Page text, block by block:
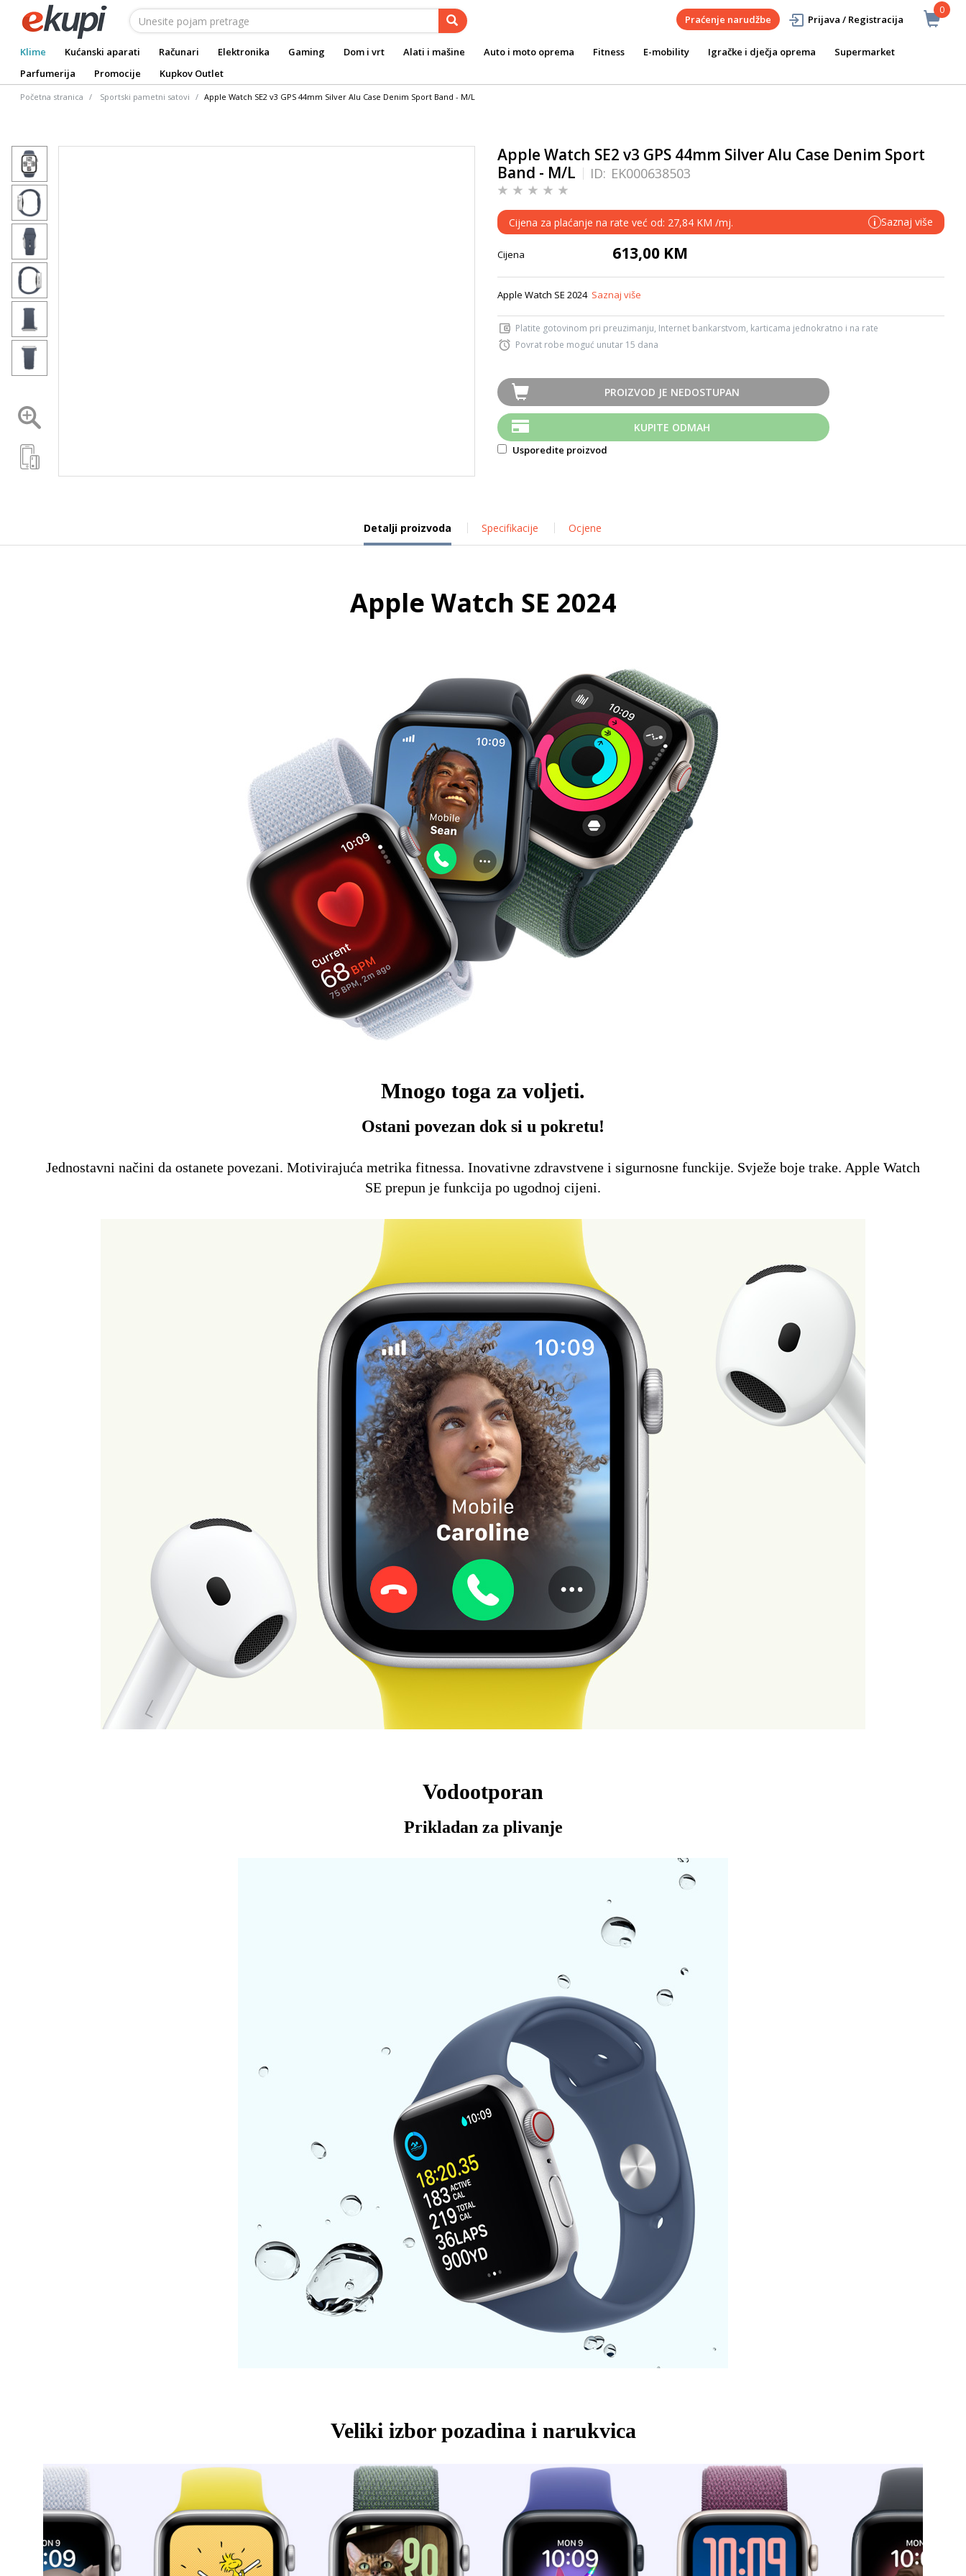
0
Praćenje narudžbe Prijava / Registracija
Klime Kućanski aparati Računari Elektronika Gaming Dom i vrt Alati i mašine Auto i moto oprema Fitness E-mobility Igračke i dječja oprema
Supermarket
Parfumerija
Promocije Kupkov Outlet
Početna stranica Sportski pametni satovi Apple Watch SE2 v3 GPS 44mm Silver Alu Case Denim Sport Band - M/L
Apple Watch SE2 v3 GPS 44mm Silver Alu Case Denim Sport
Band - M/L
ID: EK000638503
Cijena za plaćanje na rate već od: 27,84 KM /mj. i Saznaj više
Cijena 613,00 KM
Apple Watch SE 2024 Saznaj više
Platite gotovinom pri preuzimanju, Internet bankarstvom, karticama jednokratno i na rate
Povrat robe moguć unutar 15 dana
PROIZVOD JE NEDOSTUPAN
KUPITE ODMAH
Usporedite proizvod
Detalji proizvoda Specifikacije Ocjene
Apple Watch SE 2024
Mnogo toga za voljeti.
Ostani povezan dok si u pokretu!
Jednostavni načini da ostanete povezani. Motivirajuća metrika fitnessa. Inovativne zdravstvene i sigurnosne funckije. Svježe boje trake. Apple Watch
SE prepun je funkcija po ugodnoj cijeni.
Vodootporan
Prikladan za plivanje
Veliki izbor pozadina i narukvica